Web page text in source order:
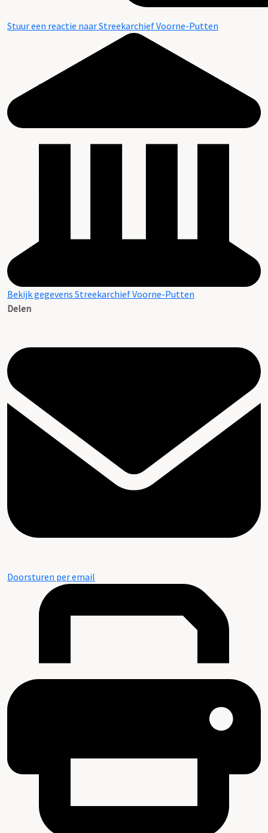
Stuur een reactie naar Streekarchief Voorne-Putten
Bekijk gegevens Streekarchief Voorne-Putten
Delen
Doorsturen per email